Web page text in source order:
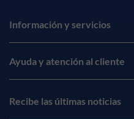
Información y servicios
Ayuda y atención al cliente
Recibe las últimas noticias